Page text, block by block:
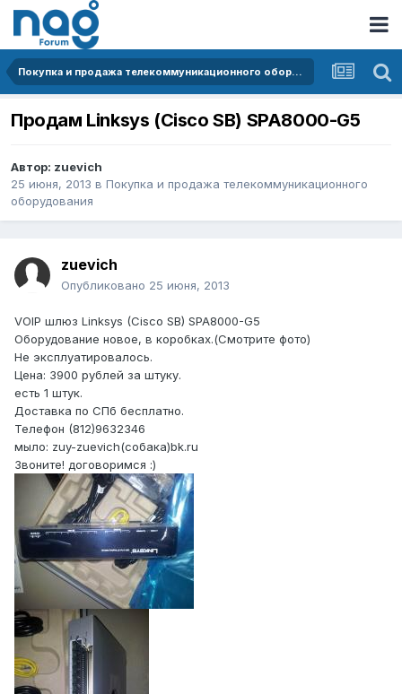
Покупка и продажа телекоммуникационного оборудования
Продам Linksys (Cisco SB) SPA8000-G5
Автор: zuevich
25 июня, 2013 в Покупка и продажа телекоммуникационного
оборудования
zuevich
Опубликовано 25 июня, 2013
VOIP шлюз Linksys (Cisco SB) SPA8000-G5
Оборудование новое, в коробках.(Смотрите фото)
Не эксплуатировалось.
Цена: 3900 рублей за штуку.
есть 1 штук.
Доставка по СПб бесплатно.
Телефон (812)9632346
мыло: zuy-zuevich(собака)bk.ru
Звоните! договоримся :)